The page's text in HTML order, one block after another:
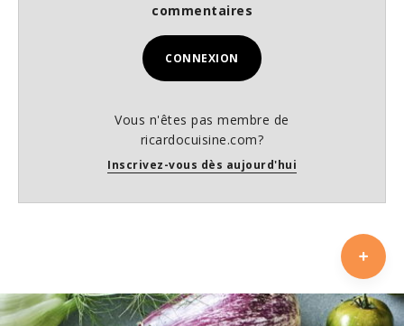
commentaires
CONNEXION
Vous n'êtes pas membre de
ricardocuisine.com?
Inscrivez-vous dès aujourd'hui